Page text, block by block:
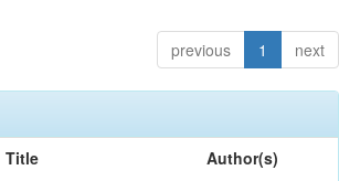
previous 1 next
Title Author(s)